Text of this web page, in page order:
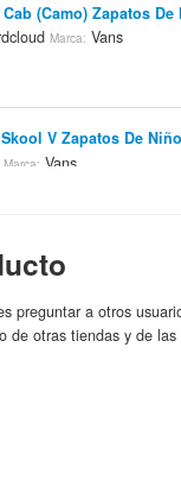
(Camo) Zapatos De
Marca: Vans
V Zapatos De
Marca: Vans
Vans: Rata Vulc
preguntar a otros
de otras tiendas y de